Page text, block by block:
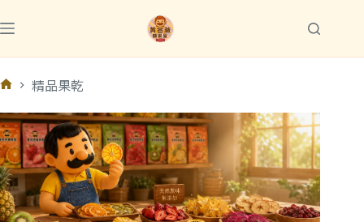
至
主
要
容
頁
精品果乾